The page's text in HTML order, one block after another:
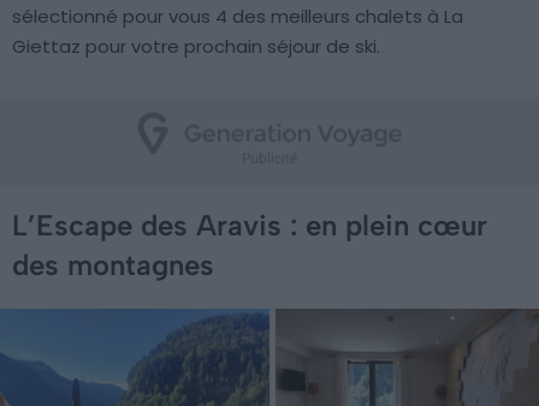
sélectionné pour vous 4 des meilleurs chalets à La
Giettaz pour votre prochain séjour de ski.
L’Escape des Aravis : en plein cœur
des montagnes